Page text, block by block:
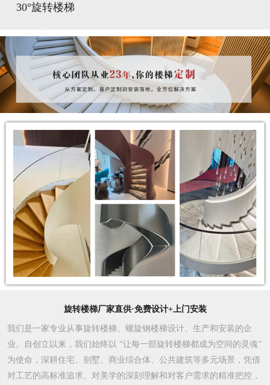
30°旋转楼梯
旋转楼梯厂家直供·免费设计+上门安装
我们是一家专业从事旋转楼梯、螺旋钢楼梯设计、生产和安装的企
业。自创立以来，我们始终以 “让每一部旋转楼梯都成为空间的灵魂”
为使命，深耕住宅、别墅、商业综合体、公共建筑等多元场景，凭借
对工艺的高标准追求、对美学的深刻理解和对客户需求的精准把控，